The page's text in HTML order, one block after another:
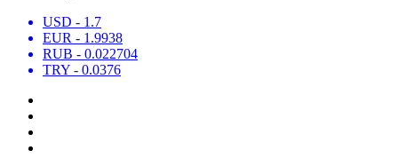
USD - 1.7
EUR - 1.9938
RUB - 0.022704
TRY - 0.0376